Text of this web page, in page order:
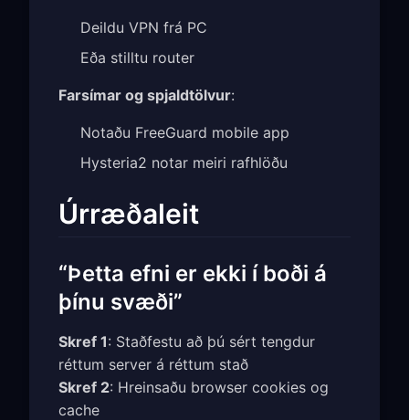
Deildu VPN frá PC
Eða stilltu router
Farsímar og spjaldtölvur:
Notaðu FreeGuard mobile app
Hysteria2 notar meiri rafhlöðu
Úrræðaleit
“Þetta efni er ekki í boði á
þínu svæði”
Skref 1: Staðfestu að þú sért tengdur
réttum server á réttum stað
Skref 2: Hreinsaðu browser cookies og
cache